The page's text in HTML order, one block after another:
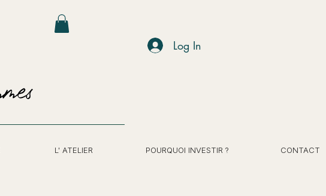
Log In
L' ATELIER POURQUOI INVESTIR ? CONTACT